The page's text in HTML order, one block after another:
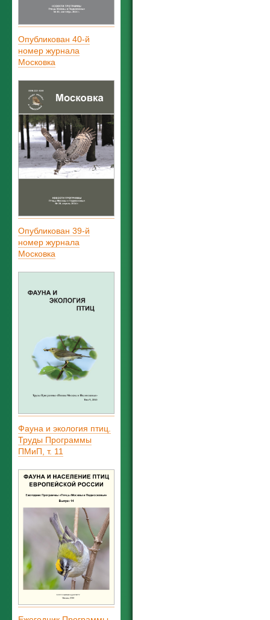
Опубликован 40-й
номер журнала
Московка
Опубликован 39-й
номер журнала
Московка
Фауна и экология птиц.
Труды Программы
ПМиП, т. 11